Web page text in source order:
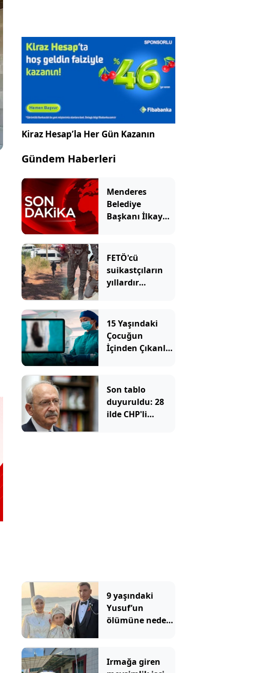
Kiraz Hesap’la Her Gün Kazanın
Gündem Haberleri
Menderes
Belediye
Başkanı İlkay
FETÖ'cü
suikastçıların
yıllardır
15 Yaşındaki
Çocuğun
İçinden Çıkanlar
Son tablo
duyuruldu: 28
ilde CHP'li
9 yaşındaki
Yusuf’un
ölümüne neden
edici detaylar
ortaya çıktı
Irmağa giren